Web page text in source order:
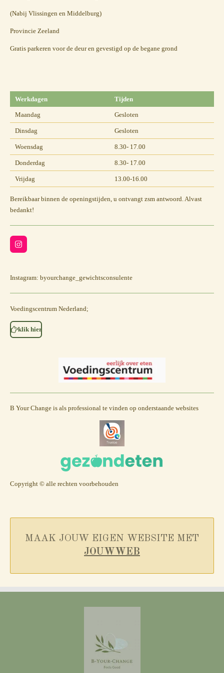
(Nabij Vlissingen en Middelburg)
Provincie Zeeland
Gratis parkeren voor de deur en gevestigd op de begane grond
Werkdagen Tijden
Maandag Gesloten
Dinsdag Gesloten
Woensdag 8.30- 17.00
Donderdag 8.30- 17.00
Vrijdag 13.00-16.00
Bereikbaar binnen de openingstijden, u ontvangt zsm antwoord. Alvast
bedankt!
I
n
a
r
m
Instagram: byourchange_gewichtsconsulente
Voedingscentrum Nederland;
klik hier
B Your Change is als professional te vinden op onderstaande websites
Copyright © alle rechten voorbehouden
MAAK JOUW EIGEN WEBSITE MET
JOUWWEB